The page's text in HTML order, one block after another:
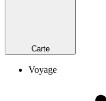
Carte
Voyage